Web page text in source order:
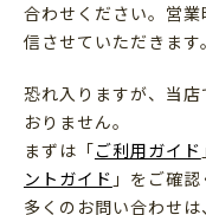
合わせください。営
信させていただきます。
恐れ入りますが、当
おりません。
まずは「ご利用ガイド
ントガイド 」をご確認
多くのお問い合わせ